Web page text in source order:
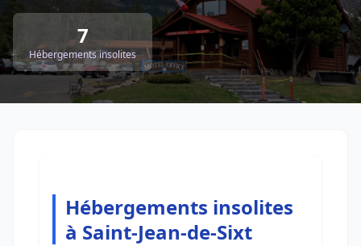
7
Hébergements insolites
Hébergements insolites
à Saint-Jean-de-Sixt